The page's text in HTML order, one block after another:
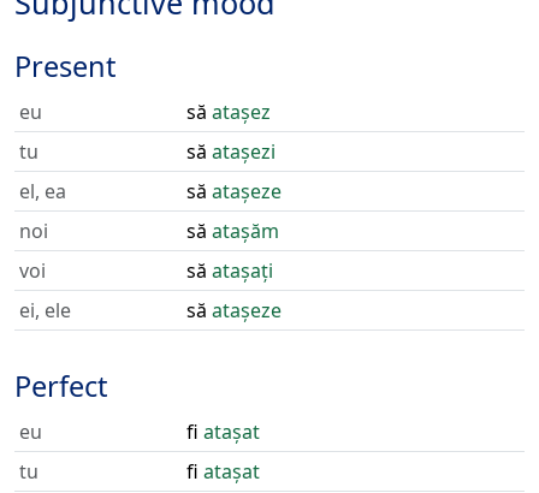
Present
eu să atașez
tu
să atașezi
el, ea
să atașeze
noi
să atașăm
voi
să atașați
ei, ele
să atașeze
Perfect
eu fi atașat
tu
fi atașat